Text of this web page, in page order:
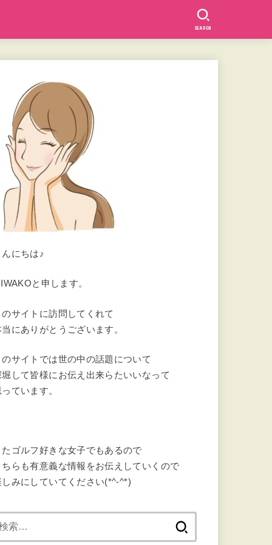
SEARCH
んにちは♪
と申します。
のサイトに訪問してくれて
当にありがとうございます。
のサイトでは世の中の話題について
堀して皆様にお伝え出来らたいいなって
っています。
たゴルフ好きな女子でもあるので
ちらも有意義な情報をお伝えしていくので
しみにしていてください(*^-^*)